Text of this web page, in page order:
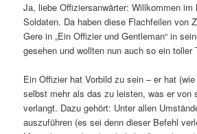
Ja, liebe Offiziersanwärter: Willkommen im
Soldaten. Da haben diese Flachfeilen von
Gere in „Ein Offizier und Gentleman“ in
gesehen und wollten nun auch so ein toller
Ein Offizier hat Vorbild zu sein – er hat
selbst mehr als das zu leisten, was er von
verlangt. Dazu gehört: Unter allen
auszuführen (es sei denn dieser Befehl